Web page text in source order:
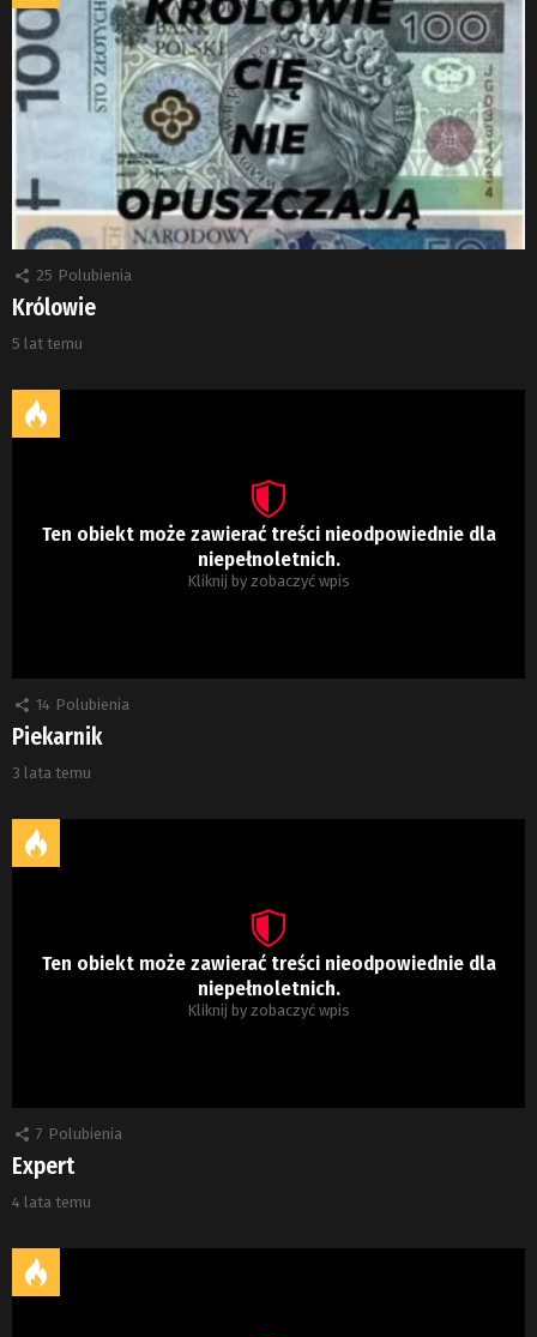
25 Polubienia
Królowie
5 lat temu
Ten obiekt może zawierać treści nieodpowiednie dla
niepełnoletnich.
Kliknij by zobaczyć wpis
14 Polubienia
Piekarnik
3 lata temu
Ten obiekt może zawierać treści nieodpowiednie dla
niepełnoletnich.
Kliknij by zobaczyć wpis
7 Polubienia
Expert
4 lata temu